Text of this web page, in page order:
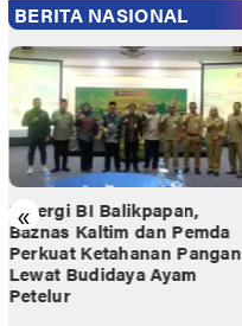
BERITA NASIONAL
«
Sinergi BI Balikpapan,
Baznas Kaltim dan Pemda
Perkuat Ketahanan Pangan
Lewat Budidaya Ayam
Petelur